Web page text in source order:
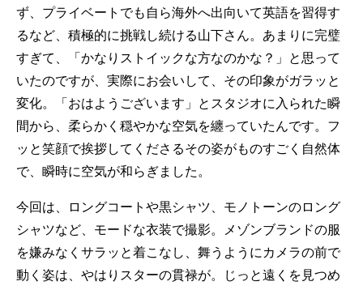
ず、プライベートでも自ら海外へ出向いて英語を習得す
るなど、積極的に挑戦し続ける山下さん。あまりに完璧
すぎて、「かなりストイックな方なのかな？」と思って
いたのですが、実際にお会いして、その印象がガラッと
変化。「おはようございます」とスタジオに入られた瞬
間から、柔らかく穏やかな空気を纏っていたんです。フ
ッと笑顔で挨拶してくださるその姿がものすごく自然体
で、瞬時に空気が和らぎました。
今回は、ロングコートや黒シャツ、モノトーンのロング
シャツなど、モードな衣装で撮影。メゾンブランドの服
を嫌みなくサラッと着こなし、舞うようにカメラの前で
動く姿は、やはりスターの貫禄が。じっと遠くを見つめ